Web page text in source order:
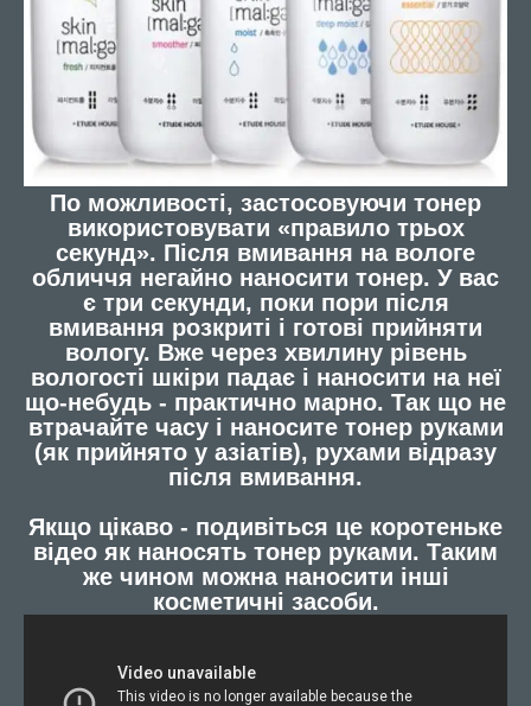
По можливості, застосовуючи тонер
використовувати «правило трьох
секунд». Після вмивання на вологе
обличчя негайно наносити тонер. У вас
є три секунди, поки пори після
вмивання розкриті і готові прийняти
вологу. Вже через хвилину рівень
вологості шкіри падає і наносити на неї
що-небудь - практично марно. Так що не
втрачайте часу і наносите тонер руками
(як прийнято у азіатів), рухами відразу
після вмивання.
Якщо цікаво - подивіться це коротеньке
відео як наносять тонер руками. Таким
же чином можна наносити інші
косметичні засоби.